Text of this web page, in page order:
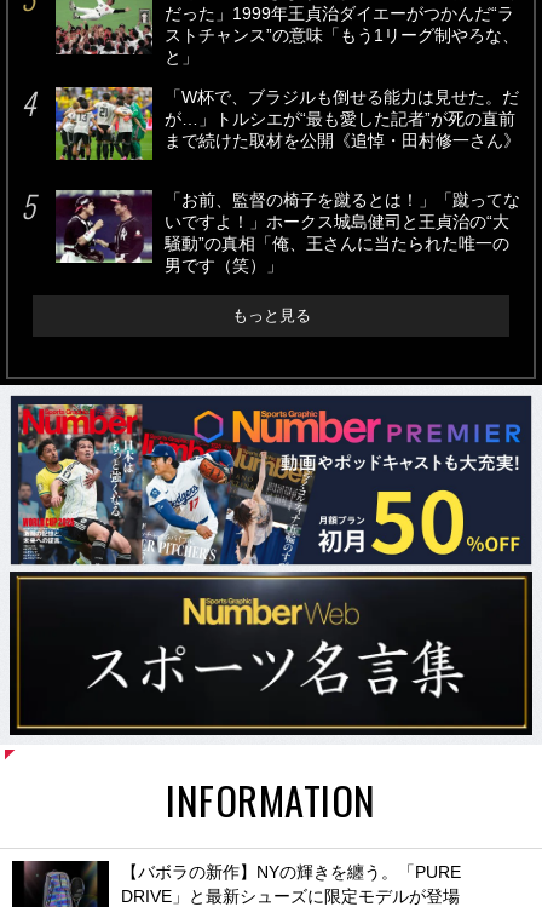
だった」1999年王貞治ダイエーがつかんだ“ラ
ストチャンス”の意味「もう1リーグ制やろな、
と」
「W杯で、ブラジルも倒せる能力は見せた。だ
が…」トルシエが“最も愛した記者”が死の直前
まで続けた取材を公開《追悼・田村修一さん》
「お前、監督の椅子を蹴るとは！」「蹴ってな
いですよ！」ホークス城島健司と王貞治の“大
騒動”の真相「俺、王さんに当たられた唯一の
男です（笑）」
もっと見る
INFORMATION
【バボラの新作】NYの輝きを纏う。「PURE
DRIVE」と最新シューズに限定モデルが登場